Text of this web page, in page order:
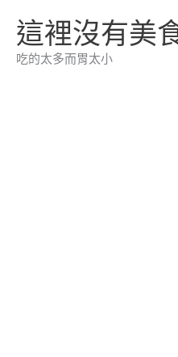
這裡沒有美
吃的太多而胃太小